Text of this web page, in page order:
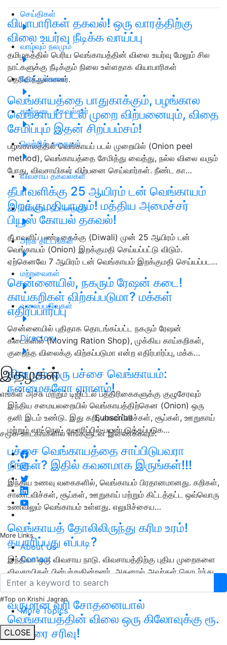
செய்திகள்
வாழ்வும் நலமும்
தோட்டக்கலை
கால்நடை தகவல்கள்
வெற்றிக் கதைகள்
விவசாய தகவல்கள்
விவசாய பட்டறைகள்
அரசு திட்டங்கள்
மற்றவைகள்
வலைப்பதிவுகள்
Directory
இதழ்கள்
எங்கள் அச்சு மற்றும் டிஜிட்டல் பத்திரிகைகளுக்கு குழுசேரவும்
Subscribe
சமூக ஊடகங்களில் எங்களுடன் இணைக்கவும்:
More Links
About Us
Contact
#Top on Krishi Jagran
More Topics
CLOSE
வியாபாரிகள் தகவல்! ஒரு வாரத்திற்கு
விலை உயர்வு நீடிக்க வாய்ப்பு
தமிழகத்தில் பெரிய வெங்காயத்தின் விலை உயர்வு மேலும் சில
நாட்களுக்கு நீடிக்கும் நிலை உள்ளதாக வியாபாரிகள்
தெரிவித்துள்ளனர்.
வெங்காயத்தை பாதுகாக்கும், பழங்கால
வெங்காயப் படல் முறை விற்பனையும், விதை
சேமிப்பும் இதன் சிறப்பம்சம்!
பழங்காலத்தில் வெங்காயப் படல் முறையில் (Onion peel
method), வெங்காயத்தை சேமித்து வைத்து, நல்ல விலை வரும்
போது, விவசாயிகள் விற்பனை செய்வார்கள். நீண்ட கா…
தீபாவளிக்கு 25 ஆயிரம் டன் வெங்காயம்
இறக்குமதியாகும்! மத்திய அமைச்சர்
பியூஸ் கோயல் தகவல்!
தீபாவளிப் பண்டிகைக்கு (Diwali) முன் 25 ஆயிரம் டன்
வெங்காயம் (Onion) இறக்குமதி செய்யப்பட்டு விடும்.
ஏற்கெனவே 7 ஆயிரம் டன் வெங்காயம் இறக்குமதி செய்யப்பட…
சென்னையில், நகரும் ரேஷன் கடை!
காய்கறிகள் விற்கப்படுமா? மக்கள்
எதிர்ப்பார்ப்பு
சென்னையில் புதிதாக தொடங்கப்பட்ட நகரும் ரேஷன்
கடைகளில் (Moving Ration Shop), முக்கிய காய்கறிகள்,
குறைந்த விலைக்கு விற்கப்படுமா என்ற எதிர்பார்ப்பு, மக்க…
தினமும் ஒரு பச்சை வெங்காயம்:
நன்மைகளோ ஏராளம்!
இந்திய சமையலறையில் வெங்காயத்திற்கென (Onion) ஒரு
தனி இடம் உண்டு. இது கறி, சாண்ட்விச்கள், சூப்கள், ஊறுகாய்
மற்றும் வாட்நொட் தயாரிப்பில் பயன்படுத்தப்படுக…
பச்சை வெங்காயத்தை சாப்பிடுபவரா
நீங்கள்? இதில் கவனமாக இருங்கள்!!!
இந்திய உணவு வகைகளில், வெங்காயம் பிரதானமானது. கறிகள்,
சாண்ட்விச்கள், சூப்கள், ஊறுகாய் மற்றும் கிட்டத்தட்ட ஒவ்வொரு
உணவிலும் வெங்காயம் உள்ளது. எலுமிச்சைய…
வெங்காயத் தோலிலிருந்து கரிம உரம்!
தயாரிப்பது எப்படி?
இந்தியா ஒரு விவசாய நாடு. விவசாயத்திற்கு புதிய முறைகளை
விவசாயிகள் பின்பற்றுகின்றனர். அதனால் அவர்கள் தொடர்ந்து
எருவை சோதிக்கிறார்கள். பொதுவாக நாம் வெங்க…
வருமான வரி சோதனையால்
வெங்காயத்தின் விலை ஒரு கிலோவுக்கு ரூ.
15 வரை சரிவு!